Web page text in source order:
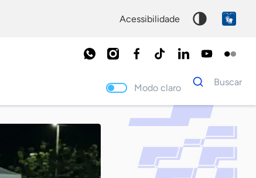
acessibilidade
Modo claro
Dados
para
Buscar
Palavra
chave